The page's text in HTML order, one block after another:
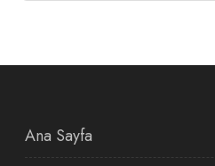
Ana Sayfa